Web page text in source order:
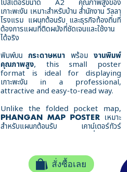
โปสเตอร์ขนาด A2 คุณภาพสูงของ
เกาะพะงัน เหมาะสำหรับบ้าน สำนักงาน วิลลา
โรงแรม แผนกต้อนรับ และธุรกิจท้องถิ่นที่
ต้องการแผนที่ติดผนังที่ชัดเจนและใช้งาน
ได้จริง
พิมพ์บน กระดาษหนา พร้อม งานพิมพ์
คุณภาพสูง, this small poster
format is ideal for displaying
เกาะพะงัน in a professional,
attractive and easy-to-read way.
Unlike the folded pocket map,
PHANGAN MAP POSTER เหมาะ
สำหรับแผนกต้อนรับ เคาน์เตอร์ทัวร์
สั่งซื้อเลย